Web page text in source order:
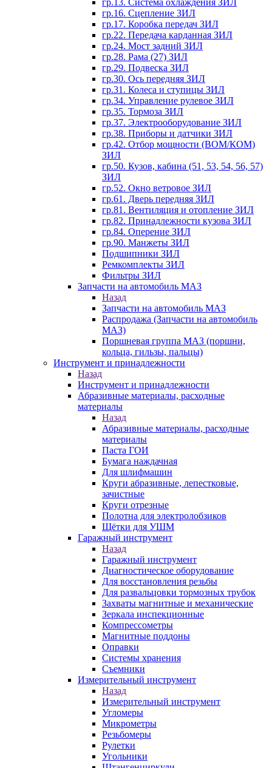
гр.13. Система охлаждения ЗИЛ
гр.16. Сцепление ЗИЛ
гр.17. Коробка передач ЗИЛ
гр.22. Передача карданная ЗИЛ
гр.24. Мост задний ЗИЛ
гр.28. Рама (27) ЗИЛ
гр.29. Подвеска ЗИЛ
гр.30. Ось передняя ЗИЛ
гр.31. Колеса и ступицы ЗИЛ
гр.34. Управление рулевое ЗИЛ
гр.35. Тормоза ЗИЛ
гр.37. Электрооборудование ЗИЛ
гр.38. Приборы и датчики ЗИЛ
гр.42. Отбор мощности (ВОМ/КОМ)
ЗИЛ
гр.50. Кузов, кабина (51, 53, 54, 56, 57)
ЗИЛ
гр.52. Окно ветровое ЗИЛ
гр.61. Дверь передняя ЗИЛ
гр.81. Вентиляция и отопление ЗИЛ
гр.82. Принадлежности кузова ЗИЛ
гр.84. Оперение ЗИЛ
гр.90. Манжеты ЗИЛ
Подшипники ЗИЛ
Ремкомплекты ЗИЛ
Фильтры ЗИЛ
Запчасти на автомобиль МАЗ
Назад
Запчасти на автомобиль МАЗ
Распродажа (Запчасти на автомобиль
МАЗ)
Поршневая группа МАЗ (поршни,
кольца, гильзы, пальцы)
Инструмент и принадлежности
Назад
Инструмент и принадлежности
Абразивные материалы, расходные
материалы
Назад
Абразивные материалы, расходные
материалы
Паста ГОИ
Бумага наждачная
Для шлифмашин
Круги абразивные, лепестковые,
зачистные
Круги отрезные
Полотна для электролобзиков
Щётки для УШМ
Гаражный инструмент
Назад
Гаражный инструмент
Диагностическое оборудование
Для восстановления резьбы
Для развальцовки тормозных трубок
Захваты магнитные и механические
Зеркала инспекционные
Компрессометры
Магнитные поддоны
Оправки
Системы хранения
Съемники
Измерительный инструмент
Назад
Измерительный инструмент
Угломеры
Микрометры
Резьбомеры
Рулетки
Угольники